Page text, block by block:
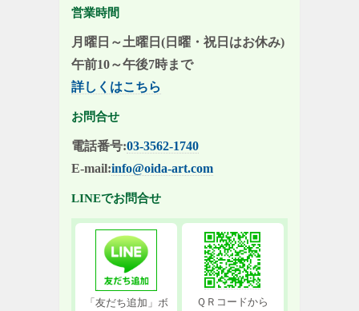
営業時間
月曜日～土曜日(日曜・祝日はお休み)
午前10～午後7時まで
詳しくはこちら
お問合せ
電話番号:03-3562-1740
E-mail:info@oida-art.com
LINEでお問合せ
「友だち追加」ボ
ＱＲコードから